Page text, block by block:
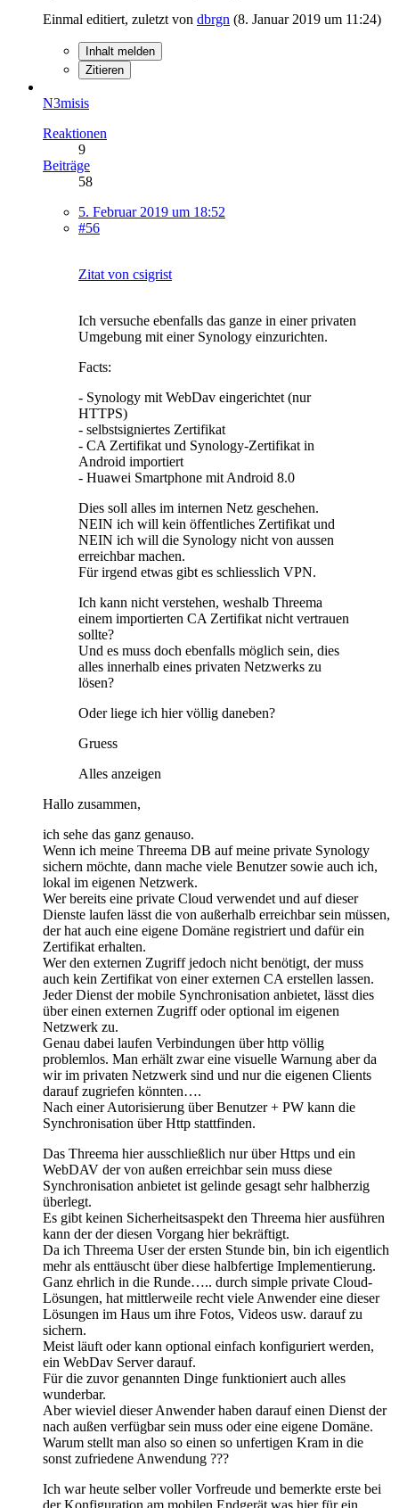
Einmal editiert, zuletzt von dbrgn (8. Januar 2019 um 11:24)
Inhalt melden
Zitieren
N3misis
Reaktionen
9
Beiträge
58
5. Februar 2019 um 18:52
#56
Zitat von csigrist
Ich versuche ebenfalls das ganze in einer privaten
Umgebung mit einer Synology einzurichten.
Facts:
- Synology mit WebDav eingerichtet (nur
HTTPS)
- selbstsigniertes Zertifikat
- CA Zertifikat und Synology-Zertifikat in
Android importiert
- Huawei Smartphone mit Android 8.0
Dies soll alles im internen Netz geschehen.
NEIN ich will kein öffentliches Zertifikat und
NEIN ich will die Synology nicht von aussen
erreichbar machen.
Für irgend etwas gibt es schliesslich VPN.
Ich kann nicht verstehen, weshalb Threema
einem importierten CA Zertifikat nicht vertrauen
sollte?
Und es muss doch ebenfalls möglich sein, dies
alles innerhalb eines privaten Netzwerks zu
lösen?
Oder liege ich hier völlig daneben?
Gruess
Alles anzeigen
Hallo zusammen,
ich sehe das ganz genauso.
Wenn ich meine Threema DB auf meine private Synology
sichern möchte, dann mache viele Benutzer sowie auch ich,
lokal im eigenen Netzwerk.
Wer bereits eine private Cloud verwendet und auf dieser
Dienste laufen lässt die von außerhalb erreichbar sein müssen,
der hat auch eine eigene Domäne registriert und dafür ein
Zertifikat erhalten.
Wer den externen Zugriff jedoch nicht benötigt, der muss
auch kein Zertifikat von einer externen CA erstellen lassen.
Jeder Dienst der mobile Synchronisation anbietet, lässt dies
über einen externen Zugriff oder optional im eigenen
Netzwerk zu.
Genau dabei laufen Verbindungen über http völlig
problemlos. Man erhält zwar eine visuelle Warnung aber da
wir im privaten Netzwerk sind und nur die eigenen Clients
darauf zugriefen könnten….
Nach einer Autorisierung über Benutzer + PW kann die
Synchronisation über Http stattfinden.
Das Threema hier ausschließlich nur über Https und ein
WebDAV der von außen erreichbar sein muss diese
Synchronisation anbietet ist gelinde gesagt sehr halbherzig
überlegt.
Es gibt keinen Sicherheitsaspekt den Threema hier ausführen
kann der der diesen Vorgang hier bekräftigt.
Da ich Threema User der ersten Stunde bin, bin ich eigentlich
mehr als enttäuscht über diese halbfertige Implementierung.
Ganz ehrlich in die Runde….. durch simple private Cloud-
Lösungen, hat mittlerweile recht viele Anwender eine dieser
Lösungen im Haus um ihre Fotos, Videos usw. darauf zu
sichern.
Meist läuft oder kann optional einfach konfiguriert werden,
ein WebDav Server darauf.
Für die zuvor genannten Dinge funktioniert auch alles
wunderbar.
Aber wieviel dieser Anwender haben darauf einen Dienst der
nach außen verfügbar sein muss oder eine eigene Domäne.
Warum stellt man also so einen so unfertigen Kram in die
sonst zufriedene Anwendung ???
Ich war heute selber voller Vorfreude und bemerkte erste bei
der Konfiguration am mobilen Endgerät was hier für ein